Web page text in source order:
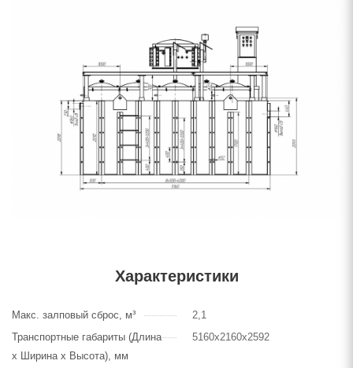
Характеристики
Макс. залповый сброс, м³
2,1
Транспортные габариты (Длина
х Ширина х Высота), мм
5160х2160х2592